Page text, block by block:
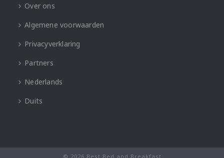
Over ons
Algemene voorwaarden
Privacyverklaring
Partners
Nederlands
Duits
© 2026 Best Bed and Breakfast